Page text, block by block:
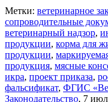
Метки: ветеринарное
сопроводительные
ветеринарный надзор,
продукции, корма для
продукции,
продукция, мясные
икра, проект приказа,
фальсификат, ФГИС
Законодательство, 7